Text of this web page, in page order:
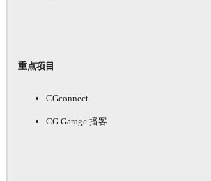
重点项目
CGconnect
CG Garage 播客